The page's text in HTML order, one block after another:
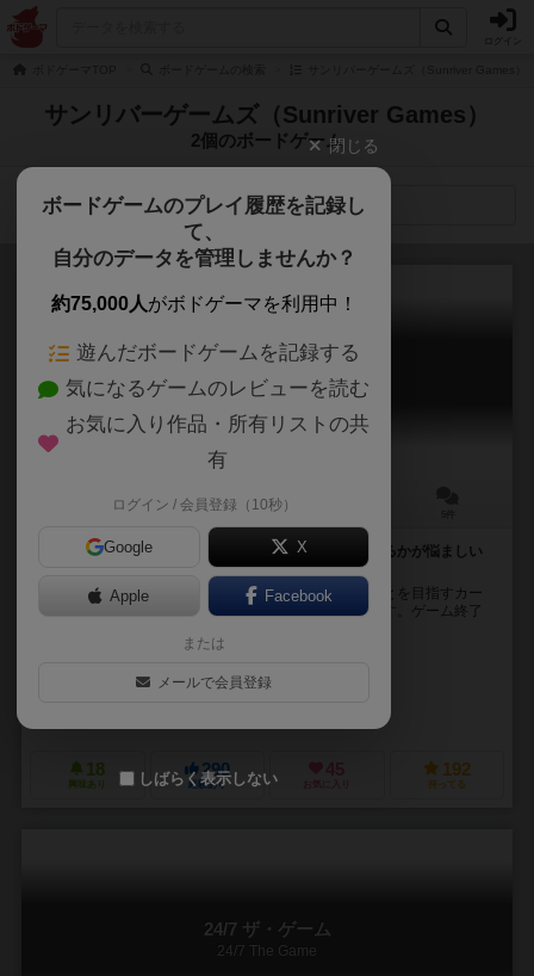
サンリバーゲームズ（Sunriver Games）
2個のボードゲーム
検索メニュー
ダイヤモンド
Diamant
30～40分
毎回進むか戻るか選ぶだけのなか、どこまで坑道に残るかが悩ましい
５つの坑道からダイアモンドをたくさん持ってくることを目指すカー
ドゲーム。５回目の探検が終了したら、ゲーム終了です。ゲーム終了
クラウス・ステファン（Claus Stephan）
サンリバーゲームズ（
18
興味あり
290
経験あり
45
お気に入り
192
持ってる
24/7 ザ・ゲーム
24/7 The Game
閉じる
ボードゲームのプレイ履歴を記録し
て、
自分のデータを管理しませんか？
約75,000人がボドゲーマを利用中！
遊んだボードゲームを記録する
気になるゲームのレビューを読む
お気に入り作品・所有リストの共
有
ログイン / 会員登録（10秒）
Google X
Apple Facebook
または
メールで会員登録
しばらく表示しない